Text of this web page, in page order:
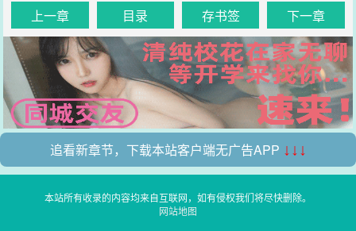
上一章 目录 存书签 下一章
追看新章节，下载本站客户端无广告APP ↓↓↓
本站所有收录的内容均来自互联网，如有侵权我们将尽快删除。
网站地图